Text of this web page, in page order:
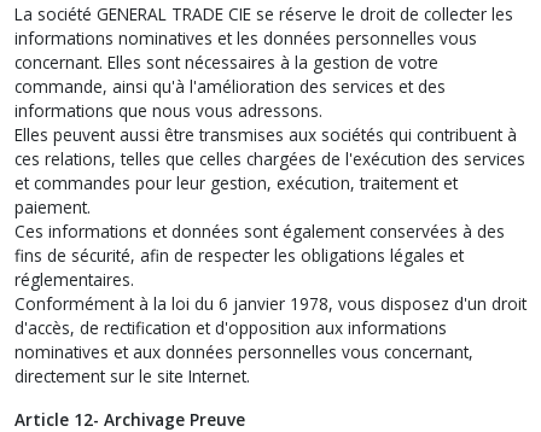
La société GENERAL TRADE CIE se réserve le droit de collecter les
informations nominatives et les données personnelles vous
concernant. Elles sont nécessaires à la gestion de votre
commande, ainsi qu'à l'amélioration des services et des
informations que nous vous adressons.
Elles peuvent aussi être transmises aux sociétés qui contribuent à
ces relations, telles que celles chargées de l'exécution des services
et commandes pour leur gestion, exécution, traitement et
paiement.
Ces informations et données sont également conservées à des
fins de sécurité, afin de respecter les obligations légales et
réglementaires.
Conformément à la loi du 6 janvier 1978, vous disposez d'un droit
d'accès, de rectification et d'opposition aux informations
nominatives et aux données personnelles vous concernant,
directement sur le site Internet.
Article 12- Archivage Preuve